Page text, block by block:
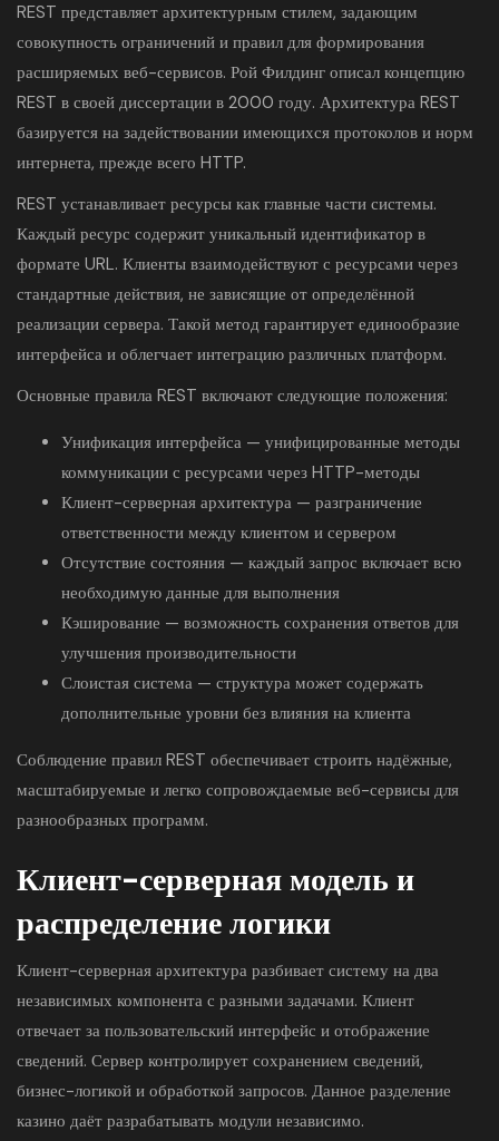
REST представляет архитектурным стилем, задающим
совокупность ограничений и правил для формирования
расширяемых веб-сервисов. Рой Филдинг описал концепцию
REST в своей диссертации в 2000 году. Архитектура REST
базируется на задействовании имеющихся протоколов и норм
интернета, прежде всего HTTP.
REST устанавливает ресурсы как главные части системы.
Каждый ресурс содержит уникальный идентификатор в
формате URL. Клиенты взаимодействуют с ресурсами через
стандартные действия, не зависящие от определённой
реализации сервера. Такой метод гарантирует единообразие
интерфейса и облегчает интеграцию различных платформ.
Основные правила REST включают следующие положения:
Унификация интерфейса — унифицированные методы
коммуникации с ресурсами через HTTP-методы
Клиент-серверная архитектура — разграничение
ответственности между клиентом и сервером
Отсутствие состояния — каждый запрос включает всю
необходимую данные для выполнения
Кэширование — возможность сохранения ответов для
улучшения производительности
Слоистая система — структура может содержать
дополнительные уровни без влияния на клиента
Соблюдение правил REST обеспечивает строить надёжные,
масштабируемые и легко сопровождаемые веб-сервисы для
разнообразных программ.
Клиент-серверная модель и
распределение логики
Клиент-серверная архитектура разбивает систему на два
независимых компонента с разными задачами. Клиент
отвечает за пользовательский интерфейс и отображение
сведений. Сервер контролирует сохранением сведений,
бизнес-логикой и обработкой запросов. Данное разделение
казино даёт разрабатывать модули независимо.